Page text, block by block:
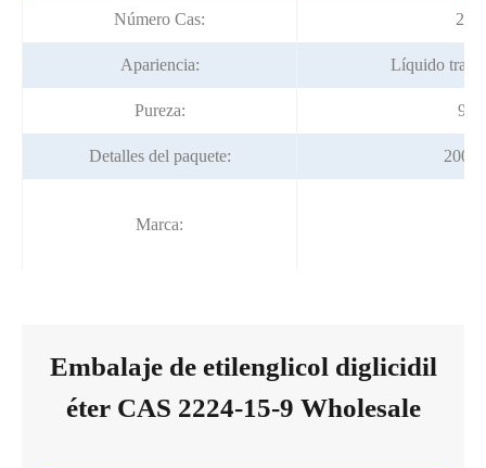
Número Cas:
Apariencia: Líquido
Pureza:
Detalles del paquete:
Marca:
Embalaje de etilenglicol diglicidil
éter CAS 2224-15-9 Wholesale